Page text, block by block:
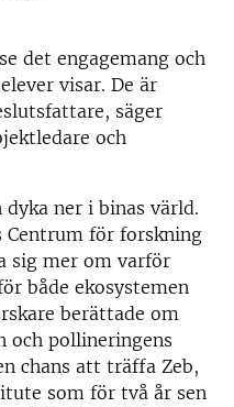
det engagemang och
visar. De är
säger
och
dyka ner i binas värld.
Centrum för forskning
sig mer om varför
både ekosystemen
berättade om
och pollineringens
chans att träffa Zeb,
som för två år sen